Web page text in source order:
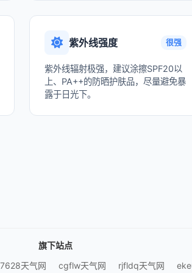
紫外线强度 很强
紫外线辐射极强，建议涂擦SPF20以
上、PA++的防晒护肤品，尽量避免暴
露于日光下。
旗下站点
天气网 cgflw天气网 rjfldq天气网